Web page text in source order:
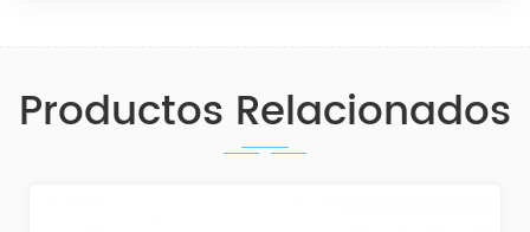
Productos Relacionados